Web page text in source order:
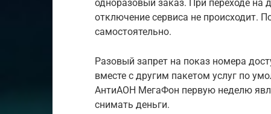
одноразовый заказ. При переходе на
отключение сервиса не происходит.
самостоятельно.
Разовый запрет на показ номера
вместе с другим пакетом услуг по
АнтиАОН МегаФон первую неделю
снимать деньги.